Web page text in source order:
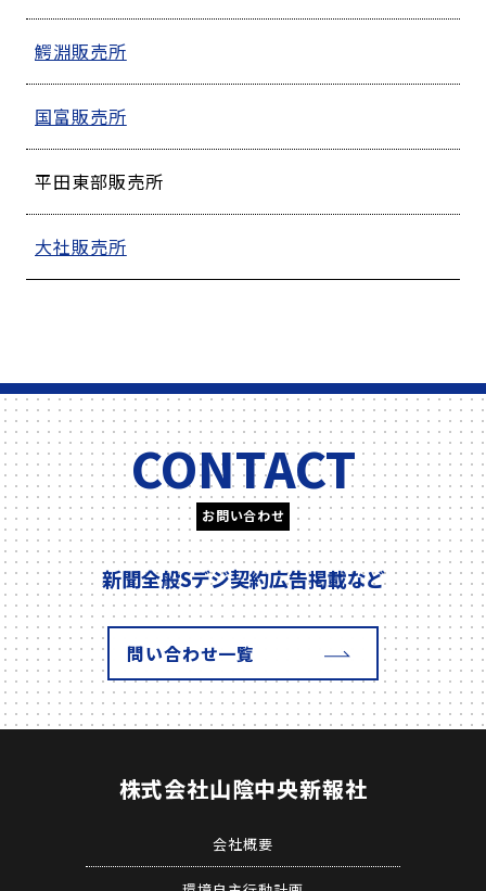
鰐淵販売所
国富販売所
平田東部販売所
大社販売所
CONTACT
お問い合わせ
新聞全般Sデジ契約広告掲載など
問い合わせ一覧
株式会社山陰中央新報社
会社概要